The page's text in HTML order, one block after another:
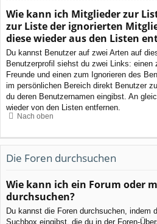
Wie kann ich Mitglieder zur
zur Liste der ignorierten
diese wieder aus den Listen
Du kannst Benutzer auf zwei Arten auf
Benutzerprofil siehst du zwei Links: einen
Freunde und einen zum Ignorieren des
im persönlichen Bereich direkt Benutzer
du deren Benutzernamen eingibst. An
wieder von den Listen entfernen.
Nach oben
Die Foren durchsuchen
Wie kann ich ein Forum oder
durchsuchen?
Du kannst die Foren durchsuchen, indem
Suchbox eingibst, die du in der Foren-